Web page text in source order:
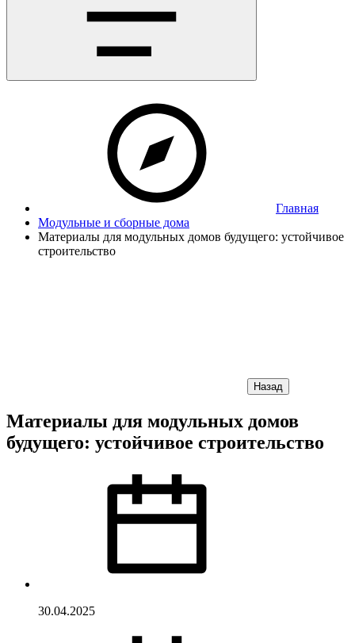
Главная
Модульные и сборные дома
Материалы для модульных домов будущего: устойчивое
строительство
Назад
Материалы для модульных домов
будущего: устойчивое строительство
30.04.2025